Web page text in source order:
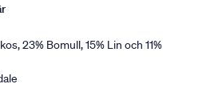
23% Bomull, 15% Lin och 11%